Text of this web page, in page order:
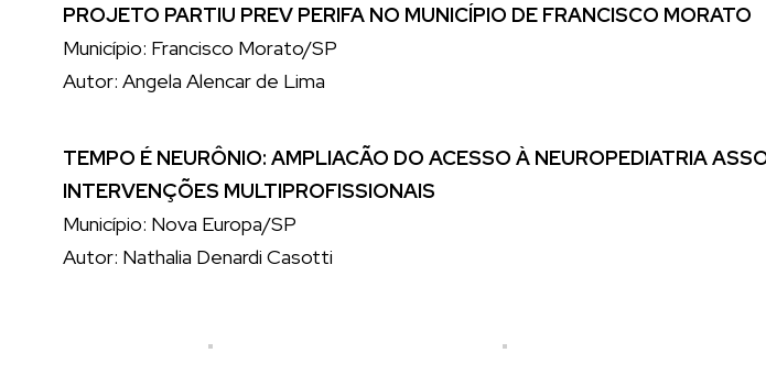
PROJETO PARTIU PREV PERIFA NO MUNICÍPIO DE FRANCISCO MORATO
Município: Francisco Morato/SP
Autor: Angela Alencar de Lima
TEMPO É NEURÔNIO: AMPLIACÃO DO ACESSO À NEUROPEDIATRIA
INTERVENÇÕES MULTIPROFISSIONAIS
Município: Nova Europa/SP
Autor: Nathalia Denardi Casotti